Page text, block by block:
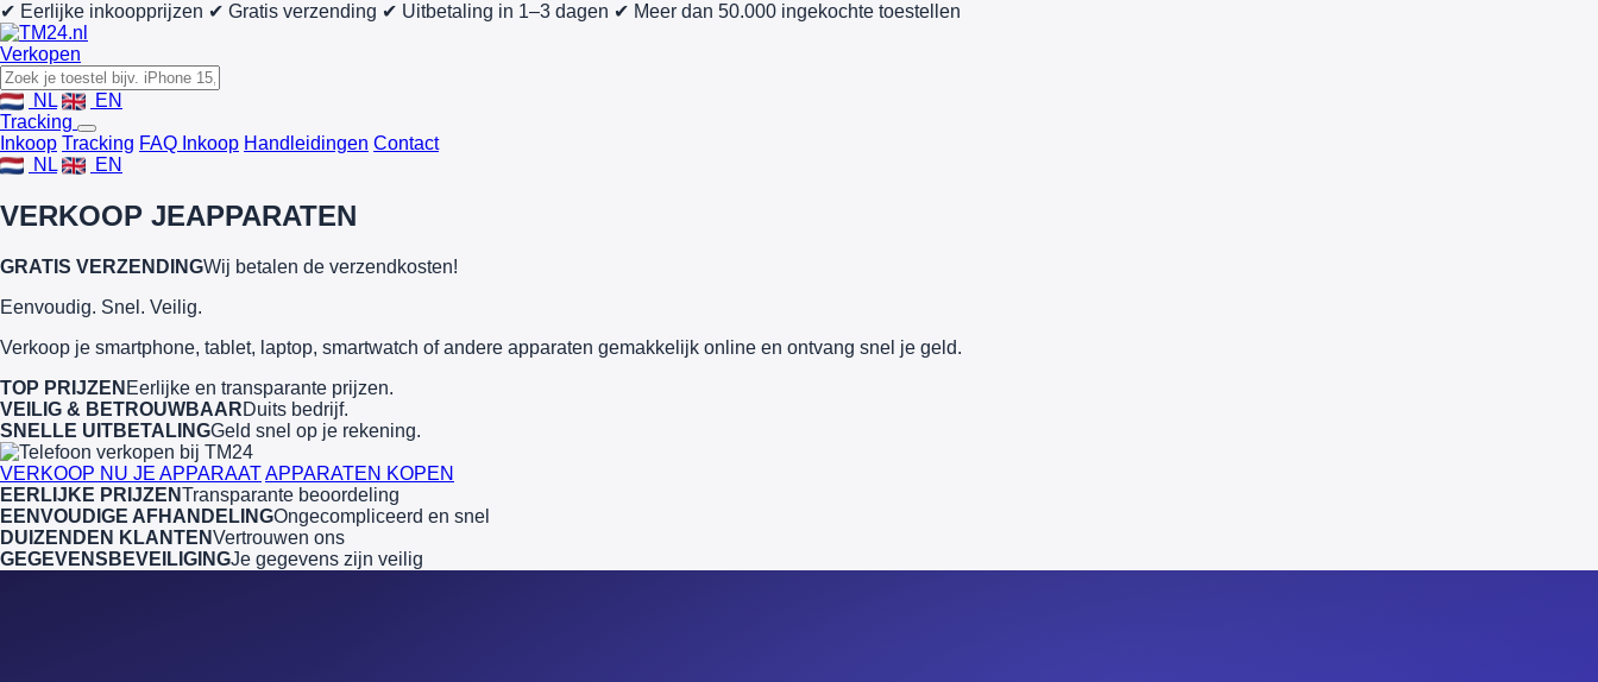
✔ Eerlijke inkoopprijzen ✔ Gratis verzending ✔ Uitbetaling in 1–3 dagen ✔ Meer dan 50.000 ingekochte toestellen
Verkopen
NL
EN
Tracking
Inkoop Tracking FAQ Inkoop Handleidingen Contact
NL
EN
VERKOOP JEAPPARATEN
GRATIS VERZENDINGWij betalen de verzendkosten!
Eenvoudig. Snel. Veilig.
Verkoop je smartphone, tablet, laptop, smartwatch of andere apparaten gemakkelijk online en ontvang snel je geld.
TOP PRIJZEN Eerlijke en transparante prijzen.
VEILIG & BETROUWBAARDuits bedrijf.
SNELLE UITBETALINGGeld snel op je rekening.
VERKOOP NU JE APPARAATAPPARATEN KOPEN
EERLIJKE PRIJZENTransparante beoordeling
EENVOUDIGE AFHANDELINGOngecompliceerd en snel
DUIZENDEN KLANTENVertrouwen ons
GEGEVENSBEVEILIGINGJe gegevens zijn veilig